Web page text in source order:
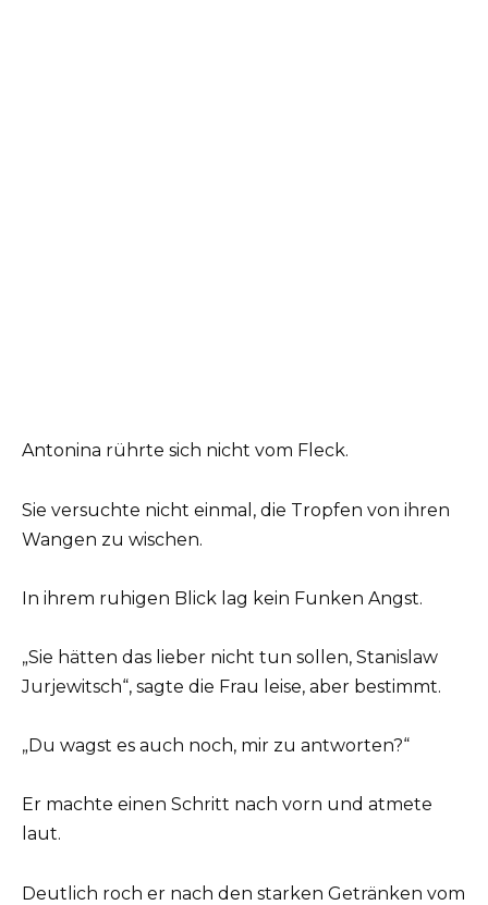
Antonina rührte sich nicht vom Fleck.
Sie versuchte nicht einmal, die Tropfen von ihren
Wangen zu wischen.
In ihrem ruhigen Blick lag kein Funken Angst.
„Sie hätten das lieber nicht tun sollen, Stanislaw
Jurjewitsch“, sagte die Frau leise, aber bestimmt.
„Du wagst es auch noch, mir zu antworten?“
Er machte einen Schritt nach vorn und atmete
laut.
Deutlich roch er nach den starken Getränken vom